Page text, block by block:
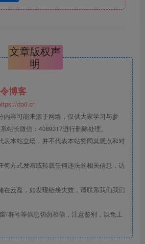
文章版权声
明
博客
da0.cn
内容可能来源于网络，仅供大家学习与参
站长微信：4089317进行删除处理。
表本站立场，并不代表本站赞同其观点和对
何方式发布或转载任何违法的相关信息，访
在云盘，如发现链接失效，请联系我们我们
/群号等信息切勿相信，注意鉴别，以免上